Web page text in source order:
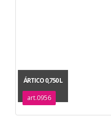
ÁRTICO 0,750 L
art.0956